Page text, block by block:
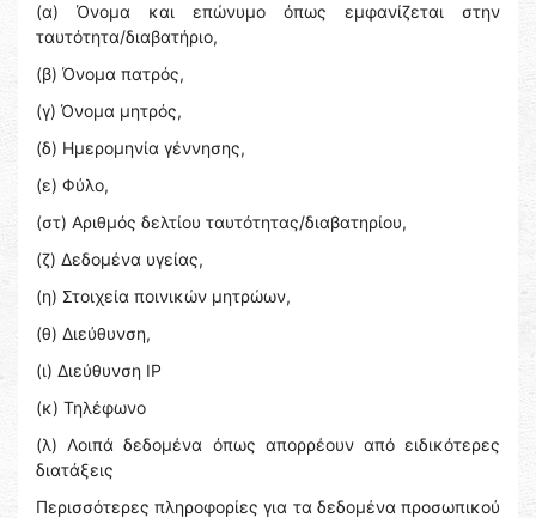
(α) Όνομα και επώνυμο όπως εμφανίζεται στην
ταυτότητα/διαβατήριο,
(β) Όνομα πατρός,
(γ) Όνομα μητρός,
(δ) Ημερομηνία γέννησης,
(ε) Φύλο,
(στ) Αριθμός δελτίου ταυτότητας/διαβατηρίου,
(ζ) Δεδομένα υγείας,
(η) Στοιχεία ποινικών μητρώων,
(θ) Διεύθυνση,
(ι) Διεύθυνση IP
(κ) Τηλέφωνο
(λ) Λοιπά δεδομένα όπως απορρέουν από ειδικότερες
διατάξεις
Περισσότερες πληροφορίες για τα δεδομένα προσωπικού